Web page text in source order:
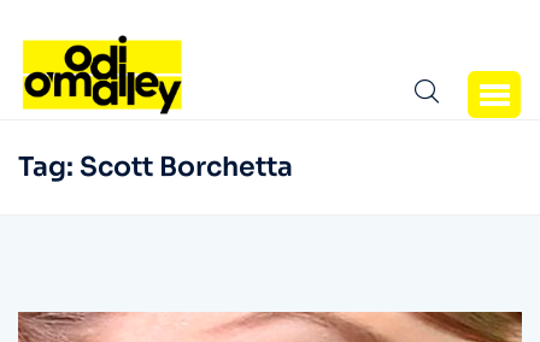
Tag: Scott Borchetta